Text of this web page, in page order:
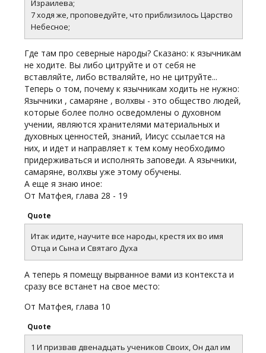
Израилева;
7 ходя же, проповедуйте, что приблизилось Царство
Небесное;
Где там про северные народы? Сказано: к язычникам
не ходите. Вы либо цитруйте и от себя не
вставляйте, либо встваляйте, но не цитруйте...
Теперь о том, почему к язычникам ходить не нужно:
Язычники , самаряне , волхвы - это общество людей,
которые более полно осведомлены о духовном
учении, являются хранителями материальных и
духовных ценностей, знаний, Иисус ссылается на
них, и идет и направляет к тем кому необходимо
придерживаться и исполнять заповеди. А язычники,
самаряне, волхвы уже этому обучены.
А еще я знаю иное:
От Матфея, глава 28 - 19
Quote
Итак идите, научите все народы, крестя их во имя
Отца и Сына и Святаго Духа
А теперь я помещу вырванное вами из контекста и
сразу все встанет на свое место:
От Матфея, глава 10
Quote
1 И призвав двенадцать учеников Своих, Он дал им